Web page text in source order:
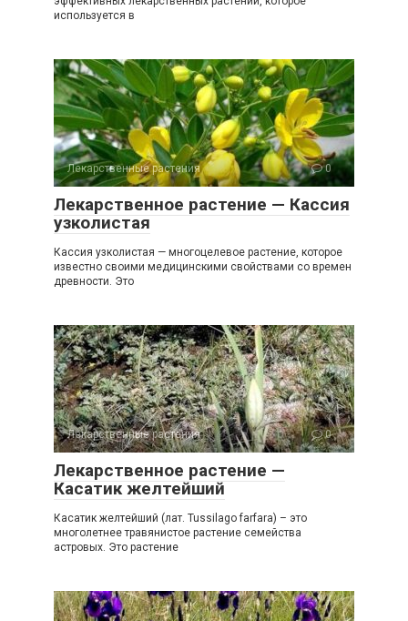
используется в
Лекарственные растения 0
Лекарственное растение — Кассия
узколистая
Кассия узколистая — многоцелевое растение, которое
известно своими медицинскими свойствами со времен
древности. Это
Лекарственные растения 0
Лекарственное растение —
Касатик желтейший
Касатик желтейший (лат. Tussilago farfara) – это
многолетнее травянистое растение семейства
астровых. Это растение